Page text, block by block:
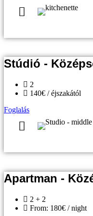
Stúdió -
2
140€ / éjszakától
Foglalás
Apartman -
2 + 2
From: 180€ / night